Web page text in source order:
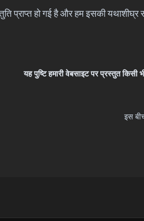
प्राप्त हो गई है और हम इसकी
यह पुष्टि हमारी वेबसाइट पर प्रस्तुत
इस